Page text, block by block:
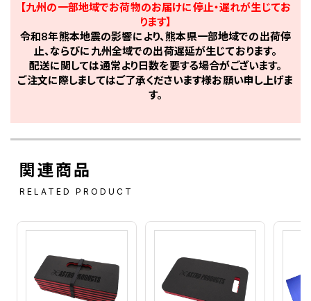
【九州の一部地域でお荷物のお届けに停止・遅れが生じてお
ります】
令和8年熊本地震の影響により、熊本県一部地域での出荷停
止、ならびに九州全域での出荷遅延が生じております。
配送に関しては通常より日数を要する場合がございます。
ご注文に際しましてはご了承くださいます様お願い申し上げま
す。
関連商品
RELATED PRODUCT